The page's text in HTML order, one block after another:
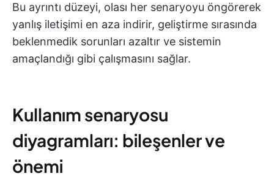
Bu ayrıntı düzeyi, olası her senaryoyu öngörerek
yanlış iletişimi en aza indirir, geliştirme sırasında
beklenmedik sorunları azaltır ve sistemin
amaçlandığı gibi çalışmasını sağlar.
Kullanım senaryosu
diyagramları: bileşenler ve
önemi